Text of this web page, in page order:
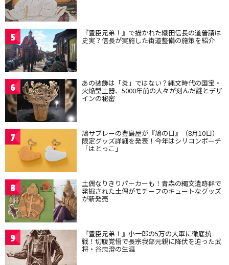
5 『豊臣兄弟！』で描かれた織田信長の道普請は
史実？信長が実施した街道整備の施策を紹介
6 あの装飾は「炎」ではない？縄文時代の国宝・
火焔型土器、5000年前の人々が刻んだ謎とデザ
インの秘密
7 鳩サブレーの豊島屋が『鳩の日』（8月10日）
限定グッズ詳細を発表！今年はシリコンポーチ
「はとっこ」
8 土偶なりきりパーカーも！青森の縄文遺跡群で
発掘された土偶がモチーフのキュートなグッズ
が新発売
9 『豊臣兄弟！』小一郎の5万の大軍に徹底抗
戦！切腹覚悟で長宗我部元親に降伏を迫った武
将・谷忠澄の生涯